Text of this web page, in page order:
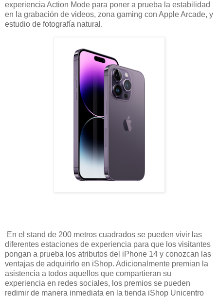
experiencia Action Mode para poner a prueba la estabilidad
en la grabación de videos, zona gaming con Apple Arcade, y
estudio de fotografía natural.
En el stand de 200 metros cuadrados se pueden vivir las
diferentes estaciones de experiencia para que los visitantes
pongan a prueba los atributos del iPhone 14 y conozcan las
ventajas de adquirirlo en iShop. Adicionalmente premian la
asistencia a todos aquellos que compartieran su
experiencia en redes sociales, los premios se pueden
redimir de manera inmediata en la tienda iShop Unicentro